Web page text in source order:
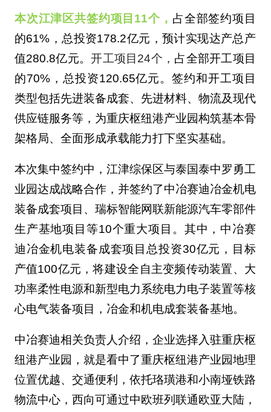
本次江津区共签约项目11个， 占全部签约项目
的61%，总投资178.2亿元，预计实现达产总产
值280.8亿元。开工项目24个， 占全部开工项目
的70%，总投资120.65亿元。签约和开工项目
类型包括先进装备成套、先进材料、物流及现代
供应链服务等，为重庆枢纽港产业园构筑基本骨
架格局、全面形成承载能力打下坚实基础。
本次集中签约中，江津综保区与泰国泰中罗勇工
业园达成战略合作，并签约了中冶赛迪冶金机电
装备成套项目、瑞标智能网联新能源汽车零部件
生产基地项目等10个重大项目。其中，中冶赛
迪冶金机电装备成套项目总投资30亿元，目标
产值100亿元，将建设全自主变频传动装置、大
功率柔性电源和新型电力系统电力电子装置等核
心电气装备项目，冶金和机电成套装备基地。
中冶赛迪相关负责人介绍，企业选择入驻重庆枢
纽港产业园，就是看中了重庆枢纽港产业园地理
位置优越、交通便利，依托珞璜港和小南垭铁路
物流中心，西向可通过中欧班列联通欧亚大陆，